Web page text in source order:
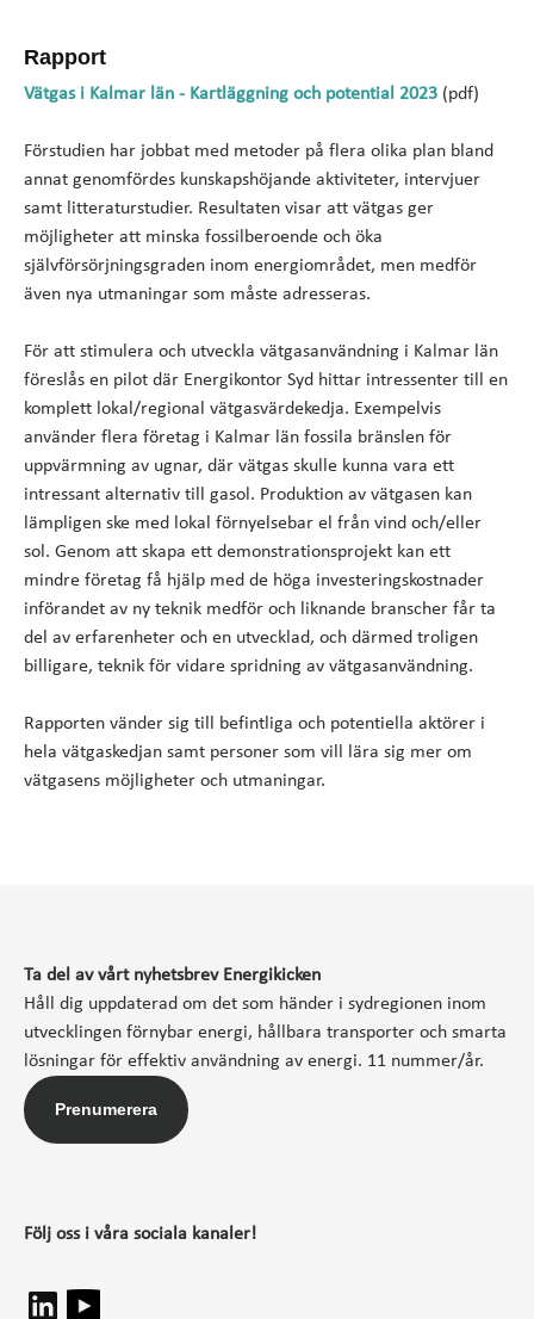
Rapport
Vätgas i Kalmar län - Kartläggning och potential 2023 (pdf)
Förstudien har jobbat med metoder på flera olika plan bland
annat genomfördes kunskapshöjande aktiviteter, intervjuer
samt litteraturstudier. Resultaten visar att vätgas ger
möjligheter att minska fossilberoende och öka
självförsörjningsgraden inom energiområdet, men medför
även nya utmaningar som måste adresseras.
För att stimulera och utveckla vätgasanvändning i Kalmar län
föreslås en pilot där Energikontor Syd hittar intressenter till en
komplett lokal/regional vätgasvärdekedja. Exempelvis
använder flera företag i Kalmar län fossila bränslen för
uppvärmning av ugnar, där vätgas skulle kunna vara ett
intressant alternativ till gasol. Produktion av vätgasen kan
lämpligen ske med lokal förnyelsebar el från vind och/eller
sol. Genom att skapa ett demonstrationsprojekt kan ett
mindre företag få hjälp med de höga investeringskostnader
införandet av ny teknik medför och liknande branscher får ta
del av erfarenheter och en utvecklad, och därmed troligen
billigare, teknik för vidare spridning av vätgasanvändning.
Rapporten vänder sig till befintliga och potentiella aktörer i
hela vätgaskedjan samt personer som vill lära sig mer om
vätgasens möjligheter och utmaningar.
Ta del av vårt nyhetsbrev Energikicken
Håll dig uppdaterad om det som händer i sydregionen inom
utvecklingen förnybar energi, hållbara transporter och smarta
lösningar för effektiv användning av energi. 11 nummer/år.
Prenumerera
Följ oss i våra sociala kanaler!